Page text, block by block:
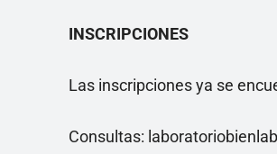
INSCRIPCIONES
Las inscripciones ya se
Consultas: